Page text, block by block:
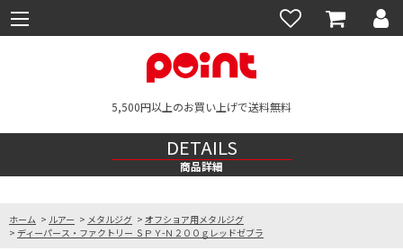
5,500円以上のお買い上げで送料無料
DETAILS
商品詳細
ホーム > ルアー > メタルジグ > オフショア用メタルジグ
> ディーパース・ファクトリー ＳＰＹ-Ｎ２００ｇレッドゼブラ